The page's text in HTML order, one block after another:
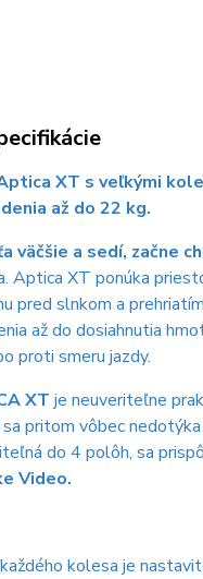
XT s veľkými
až do 22 kg.
väčšie a sedí, začne
Aptica XT ponúka
pred slnkom a
až do dosiahnutia
proti smeru jazdy.
XT je neuveriteľne
pritom vôbec
do 4 polôh, sa
Video.
kolesa je